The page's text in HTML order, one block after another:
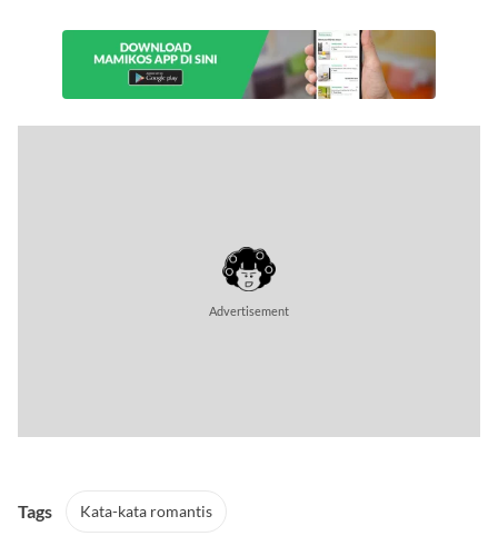
Advertisement
Tags Kata-kata romantis